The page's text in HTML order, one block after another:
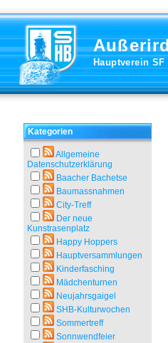
Hauptverein SF
Kategorien
Allgemeine
Datenschutzerklärung
Baacher Bachetse
Baumassnahmen
City-Treff
Der neue
Kunstrasenplatz
Happy Hoppers
Hauptversammlungen
Kinderfasching
Mädchenturnen
Neujahrsgaigel
SHB-Kulturwochen
Sommertreff
Sonnwendfeier